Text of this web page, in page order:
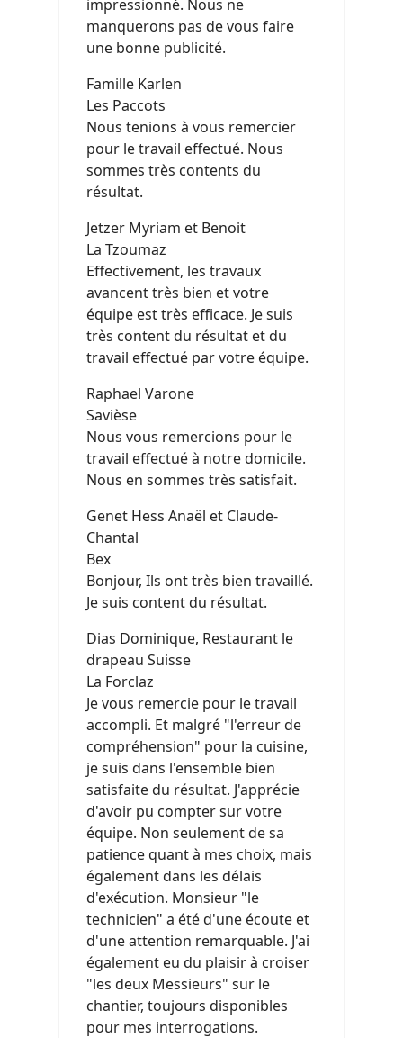
impressionné. Nous ne
manquerons pas de vous faire
une bonne publicité.
Famille Karlen
Les Paccots
Nous tenions à vous remercier
pour le travail effectué. Nous
sommes très contents du
résultat.
Jetzer Myriam et Benoit
La Tzoumaz
Effectivement, les travaux
avancent très bien et votre
équipe est très efficace. Je suis
très content du résultat et du
travail effectué par votre équipe.
Raphael Varone
Savièse
Nous vous remercions pour le
travail effectué à notre domicile.
Nous en sommes très satisfait.
Genet Hess Anaël et Claude-
Chantal
Bex
Bonjour, Ils ont très bien travaillé.
Je suis content du résultat.
Dias Dominique, Restaurant le
drapeau Suisse
La Forclaz
Je vous remercie pour le travail
accompli. Et malgré "l'erreur de
compréhension" pour la cuisine,
je suis dans l'ensemble bien
satisfaite du résultat. J'apprécie
d'avoir pu compter sur votre
équipe. Non seulement de sa
patience quant à mes choix, mais
également dans les délais
d'exécution. Monsieur "le
technicien" a été d'une écoute et
d'une attention remarquable. J'ai
également eu du plaisir à croiser
"les deux Messieurs" sur le
chantier, toujours disponibles
pour mes interrogations.